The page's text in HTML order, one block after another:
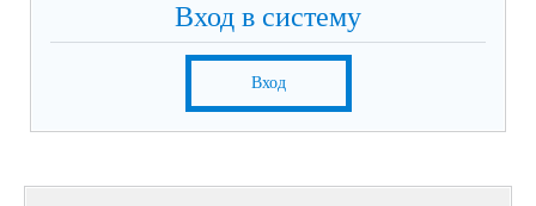
Вход в систему
Вход